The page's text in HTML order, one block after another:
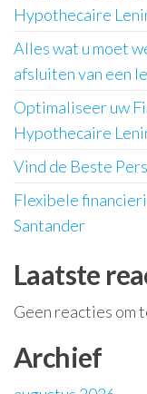
Hypothecaire
Alles wat u moet
afsluiten van een
Optimaliseer uw
Hypothecaire
Vind de Beste
Flexibele
Santander
Laatste
Geen reacties om
Archief